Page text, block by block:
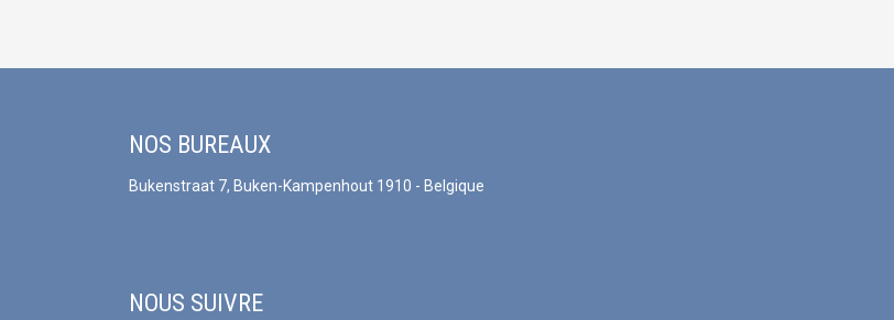
NOS BUREAUX
Bukenstraat 7, Buken-Kampenhout 1910 - Belgique
NOUS SUIVRE